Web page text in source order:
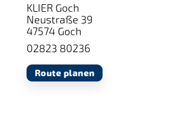
KLIER Goch
Neustraße 39
47574 Goch
02823 80236
Route planen